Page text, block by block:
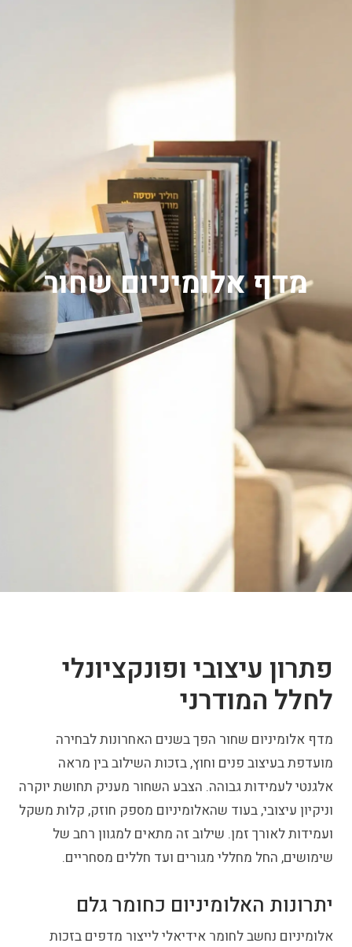
מדף אלומיניום שחור
פתרון עיצובי ופונקציונלי
לחלל המודרני
מדף אלומיניום שחור הפך בשנים האחרונות לבחירה
מועדפת בעיצוב פנים וחוץ, בזכות השילוב בין מראה
אלגנטי לעמידות גבוהה. הצבע השחור מעניק תחושת יוקרה
וניקיון עיצובי, בעוד שהאלומיניום מספק חוזק, קלות משקל
ועמידות לאורך זמן. שילוב זה מתאים למגוון רחב של
שימושים, החל מחללי מגורים ועד חללים מסחריים.
יתרונות האלומיניום כחומר גלם
אלומיניום נחשב לחומר אידיאלי לייצור מדפים בזכות